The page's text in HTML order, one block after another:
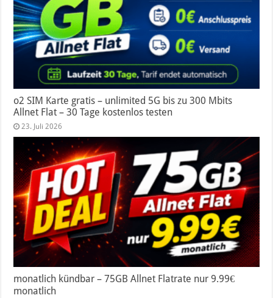
o2 SIM Karte gratis – unlimited 5G bis zu 300 Mbits
Allnet Flat – 30 Tage kostenlos testen
23. Juli 2026
monatlich kündbar – 75GB Allnet Flatrate nur 9.99€
monatlich